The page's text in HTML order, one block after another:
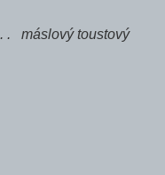
toustový